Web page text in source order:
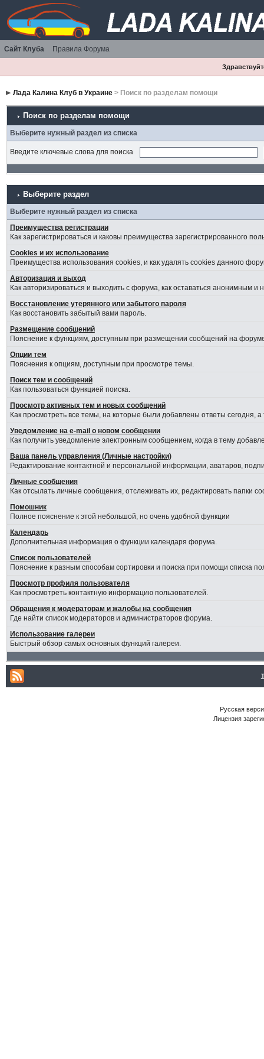
Сайт Клуба Правила Форума
Лада Калина Клуб в Украине> Поиск по разделам помощи
Поиск по разделам помощи
Выберите нужный раздел из списка
Введите ключевые слова для поиска
Выберите раздел
Выберите нужный раздел из списка
Преимущества регистрации
Как зарегистрироваться и каковы преимущества зарегистрированного
Cookies и их использование
Преимущества использования cookies, и как удалять cookies данного
Авторизация и выход
Как авторизироваться и выходить с форума, как оставаться анонимным
Восстановление утерянного или забытого пароля
Как восстановить забытый вами пароль.
Размещение сообщений
Пояснение к функциям, доступным при размещении сообщений на
Опции тем
Пояснения к опциям, доступным при просмотре темы.
Поиск тем и сообщений
Как пользоваться функцией поиска.
Просмотр активных тем и новых сообщений
Как просмотреть все темы, на которые были добавлены ответы сегодня,
Уведомление на е-mail о новом сообщении
Как получить уведомление электронным сообщением, когда в тему
Ваша панель управления (Личные настройки)
Редактирование контактной и персональной информации, аватаров,
Личные сообщения
Как отсылать личные сообщения, отслеживать их, редактировать папки
Помошник
Полное пояснение к этой небольшой, но очень удобной функции
Календарь
Дополнительная информация о функции календаря форума.
Список пользователей
Пояснение к разным способам сортировки и поиска при помощи списка
Просмотр профиля пользователя
Как просмотреть контактную информацию пользователей.
Обращения к модераторам и жалобы на сообщения
Где найти список модераторов и администраторов форума.
Использование галереи
Быстрый обзор самых основных функций галереи.
Русская
Лицензия